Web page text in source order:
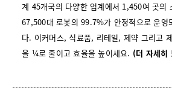
계 45개국의 다양한 업계에서 1,450여 곳의
67,500대 로봇의 99.7%가 안정적으로 운영
다. 이커머스, 식료품, 리테일, 제약 그리고
을 ¼로 줄이고 효율을 높이세요. (더 자세히